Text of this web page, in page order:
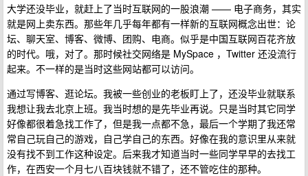
大学还没毕业，就赶上了当时互联网的一股浪潮 —— 电子商务，其实
就是网上卖东西。那些年几乎每年都有一样新的互联网概念出世：论
坛、聊天室、博客、微博、团购、电商。似乎是中国互联网百花齐放
的时代。哦，对了。那时候社交网络是 MySpace ，Twitter 还没流行
起来。不一样的是当时这些网站都可以访问。
通过写博客、逛论坛。我被一些创业的老板盯上了，还没毕业就联系
我想让我去北京上班。我当时想的是先毕业再说。只是当时其它同学
好像都很着急找工作了，但是我一点都不急，最后一个学期了我还常
常自己玩自己的游戏，自己学自己的东西。好像在我的意识里从来就
没有找不到工作这种设定。后来我才知道当时一些同学早早的去找工
作，在西安一个月七八百块钱就不错了，还不管吃住的那种。